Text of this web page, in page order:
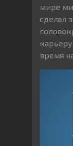
мире
сделал
время